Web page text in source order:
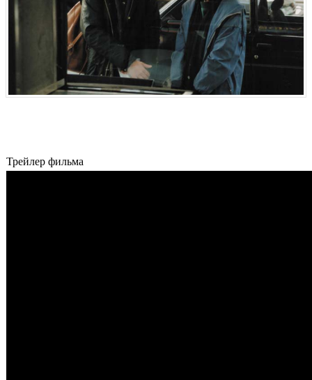
Трейлер фильма